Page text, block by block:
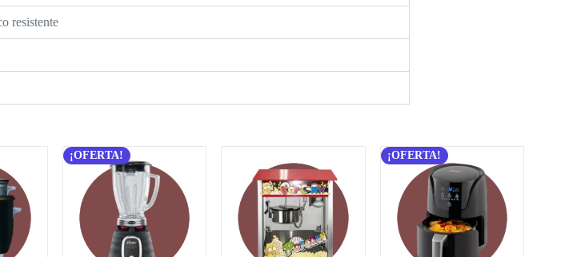
resistente
¡OFERTA! ¡OFERTA!